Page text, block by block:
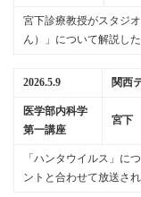
宮下診療教授がスタジ
ん）」について解説し
2026.5.9 関西
医学部内科学
第一講座
宮下
「ハンタウイルス」に
ントと合わせて放送され